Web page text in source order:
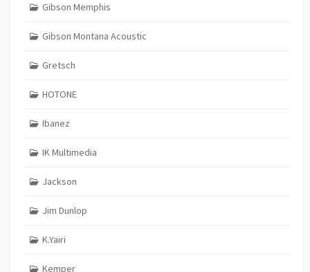
Gibson Memphis
Gibson Montana Acoustic
Gretsch
HOTONE
Ibanez
IK Multimedia
Jackson
Jim Dunlop
K.Yairi
Kemper